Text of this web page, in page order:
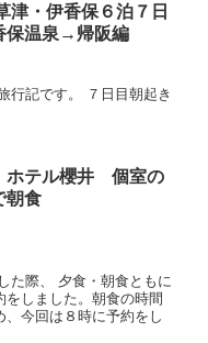
津・伊香保６泊７日
保温泉→帰阪編
行記です。 ７日目朝起き
テル櫻井 個室の
朝食
た際、 夕食・朝食ともに
しました。朝食の時間
今回は８時に予約をし